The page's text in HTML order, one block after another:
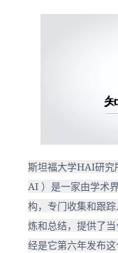
斯坦福大学HAI研
AI ）是一家由学术
构，专门收集和跟
炼和总结，提供了
经是它第六年发布